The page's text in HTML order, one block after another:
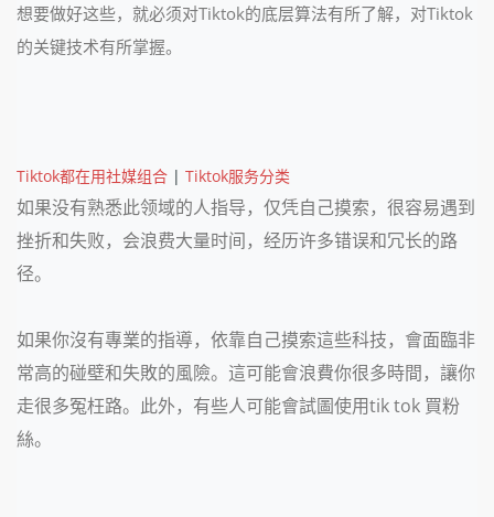
想要做好这些，就必须对Tiktok的底层算法有所了解，对Tiktok
的关键技术有所掌握。
Tiktok都在用社媒组合 | Tiktok服务分类
如果没有熟悉此领域的人指导，仅凭自己摸索，很容易遇到
挫折和失败，会浪费大量时间，经历许多错误和冗长的路
径。
如果你沒有專業的指導，依靠自己摸索這些科技，會面臨非
常高的碰壁和失敗的風險。這可能會浪費你很多時間，讓你
走很多冤枉路。此外，有些人可能會試圖使用tik tok 買粉
絲。